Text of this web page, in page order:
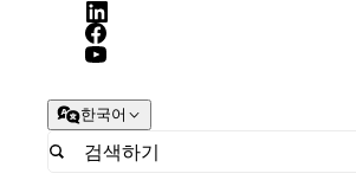
한국어